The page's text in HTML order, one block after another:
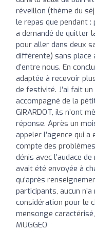
réveillon (thème du
le repas que pendant :
a demandé de quitter
pour aller dans deux
différente) sans place
d’entre nous. En
adaptée à recevoir
de festivité. J’ai fait
accompagné de la
GIRARDOT, ils n’ont
réponse. Après un
appeler l’agence qui
compte des
dénis avec l’audace
avait été envoyée à
qu’après
participants, aucun
considération pour le
mensonge
MUGGEO